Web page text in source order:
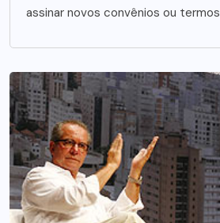
assinar novos convênios ou termos